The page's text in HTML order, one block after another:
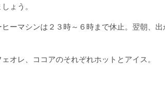
ょう。
ーマシンは２３時～６時まで休止。翌朝、
オレ、ココアのそれぞれホットとアイス。